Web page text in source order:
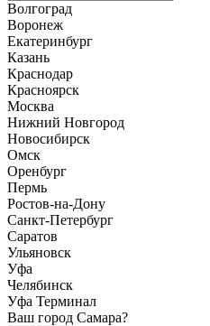
Волгоград
Воронеж
Екатеринбург
Казань
Краснодар
Красноярск
Москва
Нижний Новгород
Новосибирск
Омск
Оренбург
Пермь
Ростов-на-Дону
Санкт-Петербург
Саратов
Ульяновск
Уфа
Челябинск
Уфа Терминал
Ваш город Самара?